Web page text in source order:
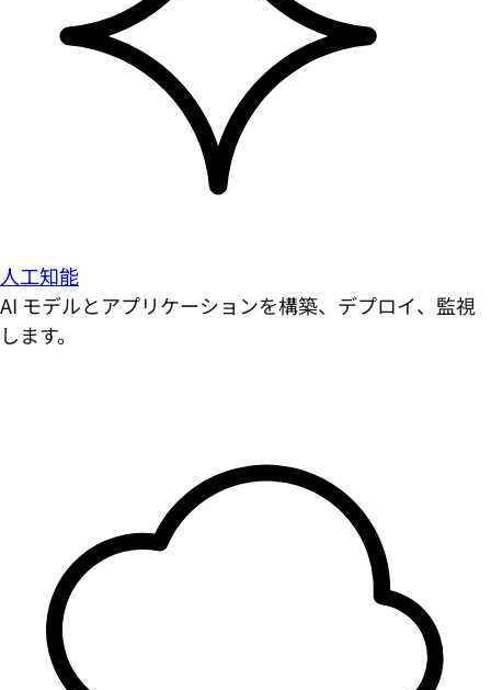
人工知能
AI モデルとアプリケーションを構築、デプロイ、監視
します。